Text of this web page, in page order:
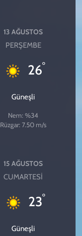
13 AĞUSTOS
PERŞEMBE
26°
Güneşli
Nem: %34
Rüzgar: 7.50 m/s
15 AĞUSTOS
CUMARTESI
23°
Güneşli